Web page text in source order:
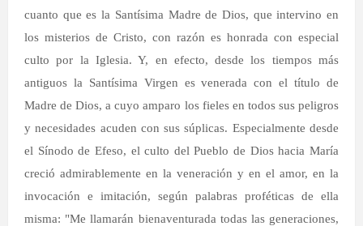
cuanto que es la Santísima Madre de Dios, que intervino en
los misterios de Cristo, con razón es honrada con especial
culto por la Iglesia. Y, en efecto, desde los tiempos más
antiguos la Santísima Virgen es venerada con el título de
Madre de Dios, a cuyo amparo los fieles en todos sus peligros
y necesidades acuden con sus súplicas. Especialmente desde
el Sínodo de Efeso, el culto del Pueblo de Dios hacia María
creció admirablemente en la veneración y en el amor, en la
invocación e imitación, según palabras proféticas de ella
misma: "Me llamarán bienaventurada todas las generaciones,